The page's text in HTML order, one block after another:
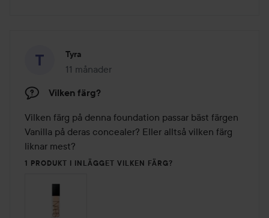
Tyra
11 månader
Inlägget skapades 11 månader
Vilken färg?
Vilken färg på denna foundation passar bäst färgen
Vanilla på deras concealer? Eller alltså vilken färg
liknar mest?
1 PRODUKT I INLÄGGET VILKEN FÄRG?